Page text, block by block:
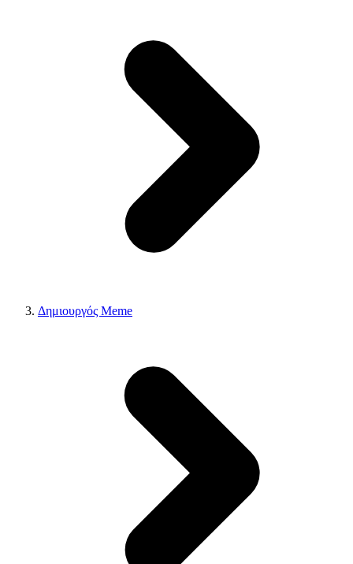
Δημιουργός Meme